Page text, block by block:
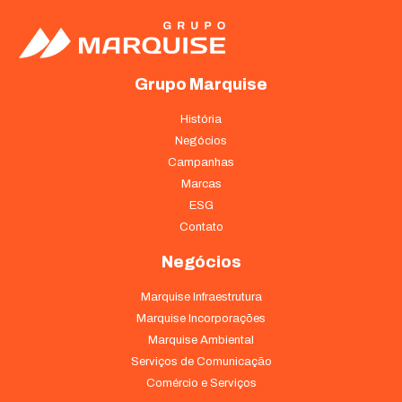
Grupo Marquise
História
Negócios
Campanhas
Marcas
ESG
Contato
Negócios
Marquise Infraestrutura
Marquise Incorporações
Marquise Ambiental
Serviços de Comunicação
Comércio e Serviços